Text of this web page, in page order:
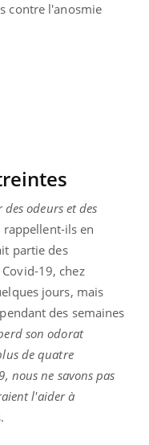
contre l'anosmie
odeurs et des
rappellent-ils en
partie des
19, chez
jours, mais
des semaines
son odorat
de quatre
nous ne savons pas
l'aider à